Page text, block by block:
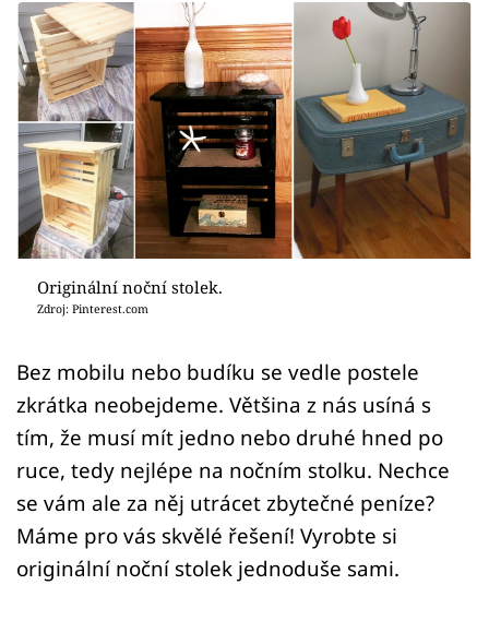
Zahrada
Design
Sledujte prima+
Přihlášení
Sledujte nás
Originální noční stolek.
Zdroj: Pinterest.com
Bez mobilu nebo budíku se vedle postele
zkrátka neobejdeme. Většina z nás usíná s
tím, že musí mít jedno nebo druhé hned po
ruce, tedy nejlépe na nočním stolku. Nechce
se vám ale za něj utrácet zbytečné peníze?
Máme pro vás skvělé řešení! Vyrobte si
originální noční stolek jednoduše sami.